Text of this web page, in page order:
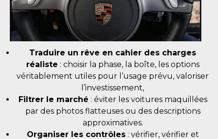
Traduire un rêve en cahier des charges
réaliste : choisir la phase, la boîte, les options
véritablement utiles pour l’usage prévu, valoriser
l’investissement,
Filtrer le marché : éviter les voitures maquillées
par des photos flatteuses ou des descriptions
approximatives.
Organiser les contrôles: vérifier, vérifier et